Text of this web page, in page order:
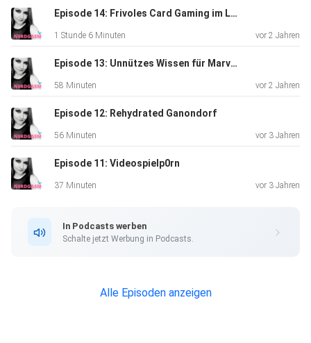
Episode 14: Frivoles Card Gaming im LARP: Frivolita
1 Stunde 6 Minuten vor 2 Jahren
Episode 13: Unnützes Wissen für Marvel-Nerds
58 Minuten vor 2 Jahren
Episode 12: Rehydrated Ganondorf
56 Minuten vor 3 Jahren
Episode 11: Videospielp0rn
37 Minuten vor 3 Jahren
In Podcasts werben
Schalte jetzt Werbung in Podcasts.
Alle Episoden anzeigen